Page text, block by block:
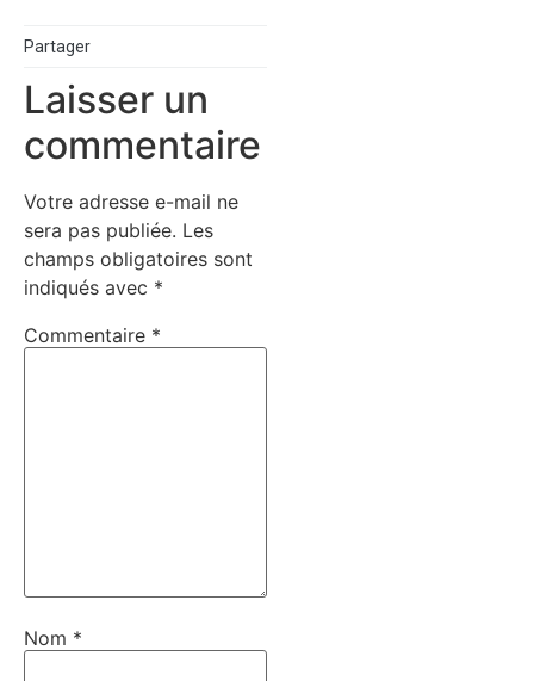
Partager
Laisser un
commentaire
Votre adresse e-mail ne
sera pas publiée. Les
champs obligatoires sont
indiqués avec *
Commentaire *
Nom *